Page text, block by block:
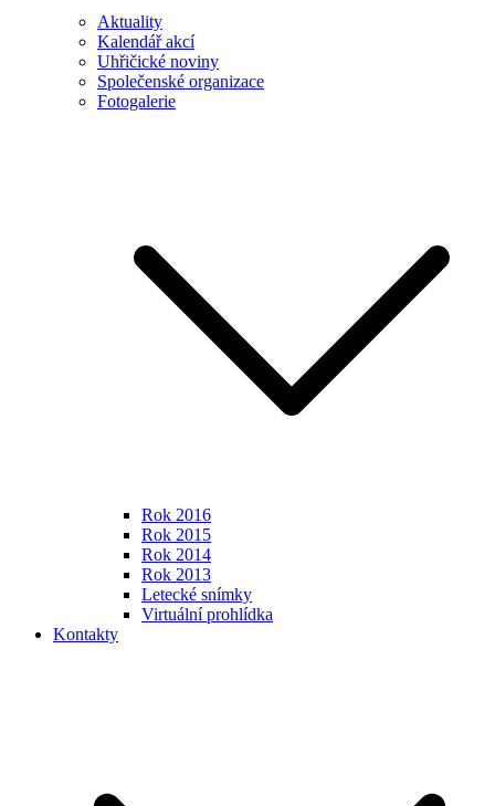
Aktuality
Kalendář akcí
Uhřičické noviny
Společenské organizace
Fotogalerie
Rok 2016
Rok 2015
Rok 2014
Rok 2013
Letecké snímky
Virtuální prohlídka
Kontakty